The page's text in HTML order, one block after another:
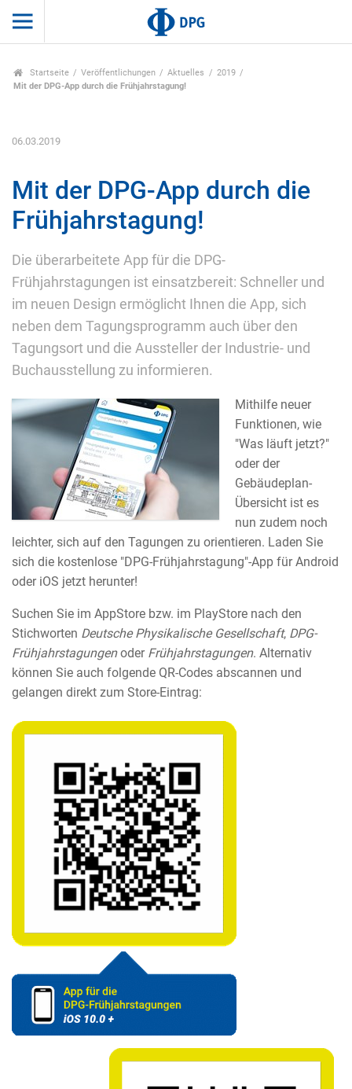
Startseite Veröffentlichungen Aktuelles
2019
Mit der DPG-App durch die Frühjahrstagung!
06.03.2019
Mit der DPG-App durch die
Frühjahrstagung!
Die überarbeitete App für die DPG-
Frühjahrstagungen ist einsatzbereit: Schneller und
im neuen Design ermöglicht Ihnen die App, sich
neben dem Tagungsprogramm auch über den
Tagungsort und die Aussteller der Industrie- und
Buchausstellung zu informieren.
Mithilfe neuer
Funktionen, wie
"Was läuft jetzt?"
oder der
Gebäudeplan-
Übersicht ist es
nun zudem noch
leichter, sich auf den Tagungen zu orientieren. Laden Sie
sich die kostenlose "DPG-Frühjahrstagung"-App für Android
oder iOS jetzt herunter!
Suchen Sie im AppStore bzw. im PlayStore nach den
Stichworten Deutsche Physikalische Gesellschaft, DPG-
Frühjahrstagungenoder Frühjahrstagungen. Alternativ
können Sie auch folgende QR-Codes abscannen und
gelangen direkt zum Store-Eintrag: